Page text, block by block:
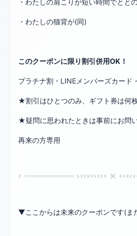
・わたしの猫背が(同)
このクーポンに限り割引併用OK！
プラチナ割・LINEメンバーズカード
★割引はひとつのみ、ギフト券は何
★疑問に思われたときは事前にお問
再来の方専用
▼ここからは未来のクーポンです(ま